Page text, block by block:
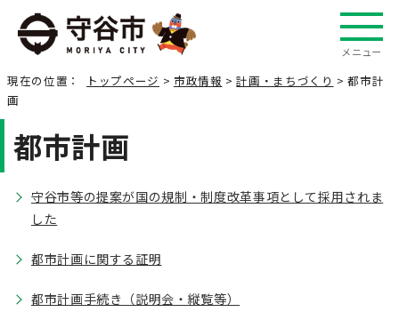
メニュー
現在の位置： トップページ > 市政情報 >計画・まちづくり > 都市計
画
都市計画
守谷市等の提案が国の規制・制度改革事項として採用されま
した
都市計画に関する証明
都市計画手続き（説明会・縦覧等）